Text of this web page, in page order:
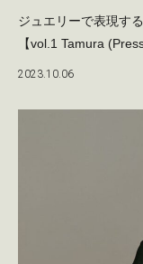
ジュエリーで表現す
【vol.1 Tamura
2023.10.06